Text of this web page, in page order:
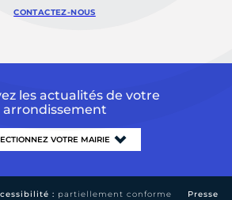
CONTACTEZ-NOUS
les actualités de votre
arrondissement
: partiellement conforme Presse